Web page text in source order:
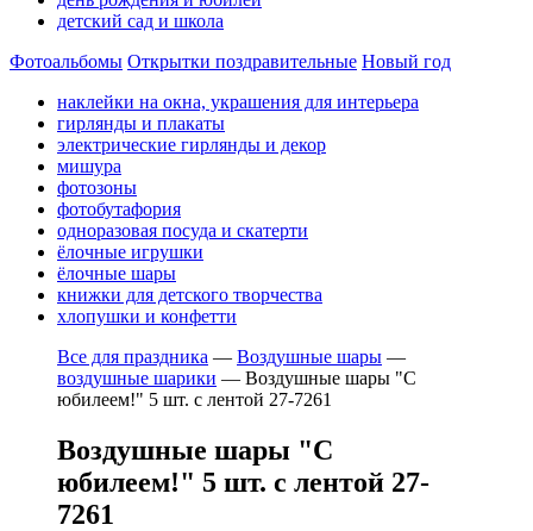
детский сад и школа
Фотоальбомы Открытки поздравительные Новый год
наклейки на окна, украшения для интерьера
гирлянды и плакаты
электрические гирлянды и декор
мишура
фотозоны
фотобутафория
одноразовая посуда и скатерти
ёлочные игрушки
ёлочные шары
книжки для детского творчества
хлопушки и конфетти
Все для праздника — Воздушные шары —
воздушные шарики — Воздушные шары "С
юбилеем!" 5 шт. с лентой 27-7261
Воздушные шары "С
юбилеем!" 5 шт. с лентой 27-
7261